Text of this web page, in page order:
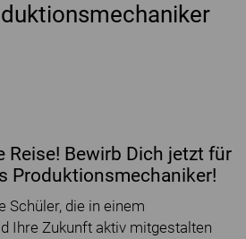
Reise! Bewirb Dich jetzt für
Produktionsmechaniker!
Schüler, die in einem
Ihre Zukunft aktiv mitgestalten